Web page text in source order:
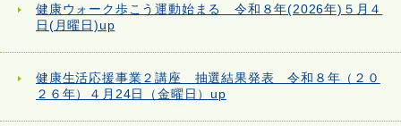
健康ウォーク歩こう運動始まる 令和８年(2026年)５月４
日(月曜日)up
健康生活応援事業２講座 抽選結果発表 令和８年（２０
２６年）４月24日（金曜日）up